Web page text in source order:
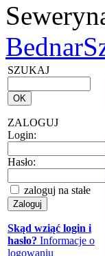
SZUKAJ
ZALOGUJ
Login:
Hasło:
zaloguj na stałe
Skąd wziąć login i
hasło? Informacje o
logowaniu